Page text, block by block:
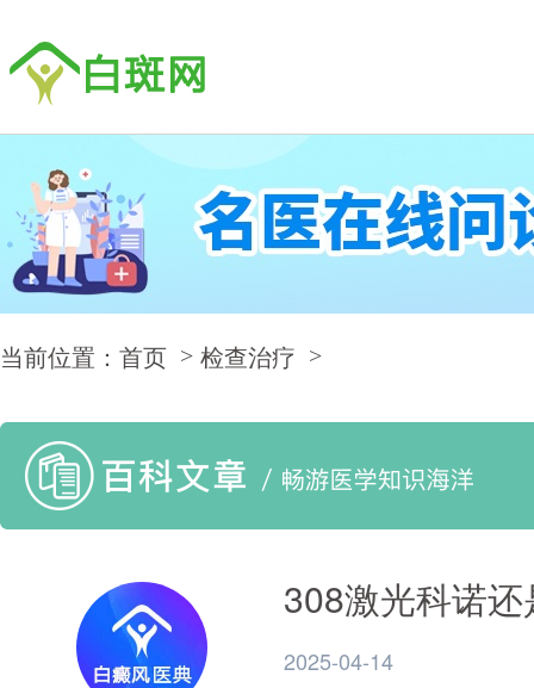
当前位置：首页 检查治疗
308激光科诺
2025-04-14